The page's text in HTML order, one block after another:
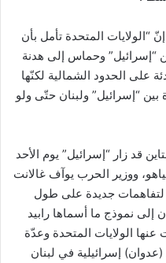
المتحدة تأمل بأن
“إسرائيل” وحماس إلى هدنة
على الحدود الشمالية لكنّها
“إسرائيل” ولبنان حتّى ولو
قد زار “إسرائيل” يوم الأحد
ووزير الحرب يوآف غالانت
لتفاهمات جديدة على طول
إلى نموذج ما أسماها رابيد
الولايات المتحدة وعدّة
إسرائيلية في لبنان